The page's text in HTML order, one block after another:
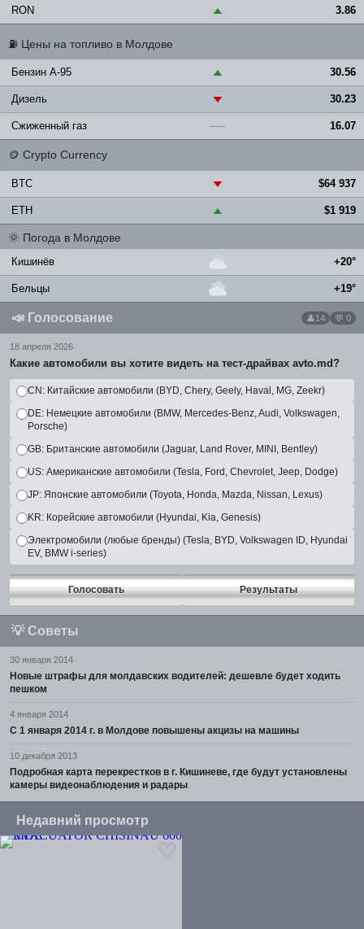
RON ▲ 3.86
⛽ Цены на топливо в Молдове
Бензин A-95 ▲ 30.56
Дизель ▼ 30.23
Сжиженный газ — 16.07
🪙 Crypto Currency
BTC ▼ $64 937
ETH ▲ $1 919
🌞 Погода в Молдове
Кишинёв +20°
Бельцы +19°
📣 Голосование 14 💬 0
18 апреля 2026
Какие автомобили вы хотите видеть на тест-драйвах avto.md?
CN: Китайские автомобили (BYD, Chery, Geely, Haval, MG, Zeekr)
DE: Немецкие автомобили (BMW, Mercedes-Benz, Audi, Volkswagen,
Porsche)
GB: Британские автомобили (Jaguar, Land Rover, MINI, Bentley)
US: Американские автомобили (Tesla, Ford, Chevrolet, Jeep, Dodge)
JP: Японские автомобили (Toyota, Honda, Mazda, Nissan, Lexus)
KR: Корейские автомобили (Hyundai, Kia, Genesis)
Электромобили (любые бренды) (Tesla, BYD, Volkswagen ID, Hyundai
EV, BMW i-series)
Голосовать Результаты
💡 Советы
30 января 2014
Новые штрафы для молдавских водителей: дешевле будет ходить
пешком
4 января 2014
С 1 января 2014 г. в Молдове повышены акцизы на машины
10 декабря 2013
Подробная карта перекрестков в г. Кишиневе, где будут установлены
камеры видеонаблюдения и радары
Недавний просмотр